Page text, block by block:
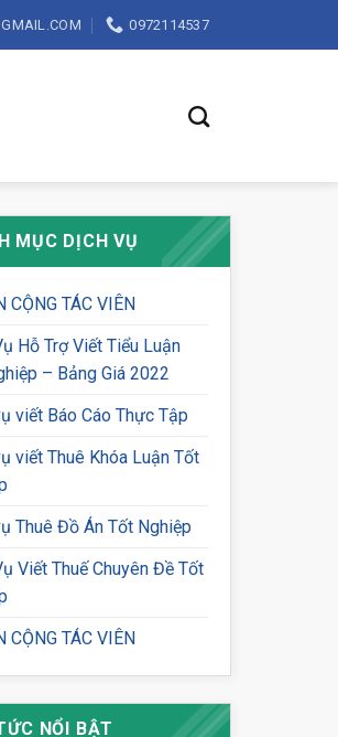
0972114537
MỤC DỊCH VỤ
CỘNG TÁC VIÊN
Hỗ Trợ Viết Tiểu Luận
– Bảng Giá 2022
viết Báo Cáo Thực Tập
viết Thuê Khóa Luận Tốt
Thuê Đồ Án Tốt Nghiệp
Viết Thuế Chuyên Đề Tốt
CỘNG TÁC VIÊN
NỔI BẬT